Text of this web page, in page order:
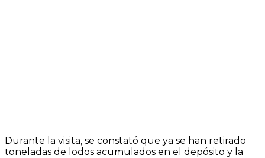
Durante la visita, se constató que ya se han retirado
toneladas de lodos acumulados en el depósito y la